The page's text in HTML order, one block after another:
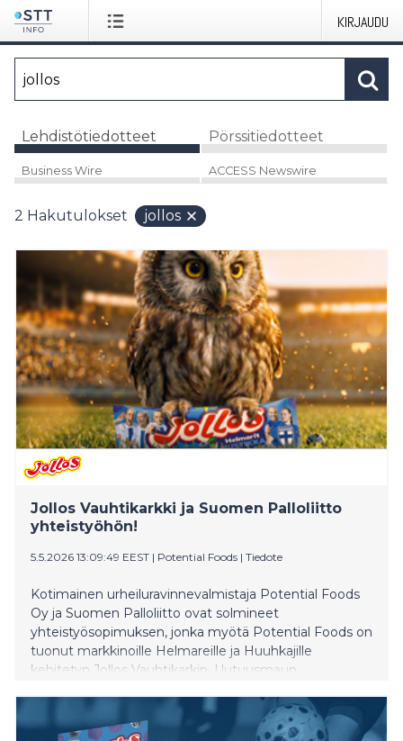
KIRJAUDU
Lehdistötiedotteet Pörssitiedotteet
Business Wire ACCESS Newswire
2 Hakutulokset jollos
Jollos Vauhtikarkki ja Suomen Palloliitto
yhteistyöhön!
5.5.2026 13:09:49 EEST | Potential Foods | Tiedote
Kotimainen urheiluravinnevalmistaja Potential Foods
Oy ja Suomen Palloliitto ovat solmineet
yhteistyösopimuksen, jonka myötä Potential Foods on
tuonut markkinoille Helmareille ja Huuhkajille
kehitetyn Jollos Vauhtikarkin. Uutuusmaun
Jollos Vauhtikarkki Helmarit ja Huuhkajat -tuote on jo
myynnissä päivittäistavarakaupoissa ympäri Suomen.